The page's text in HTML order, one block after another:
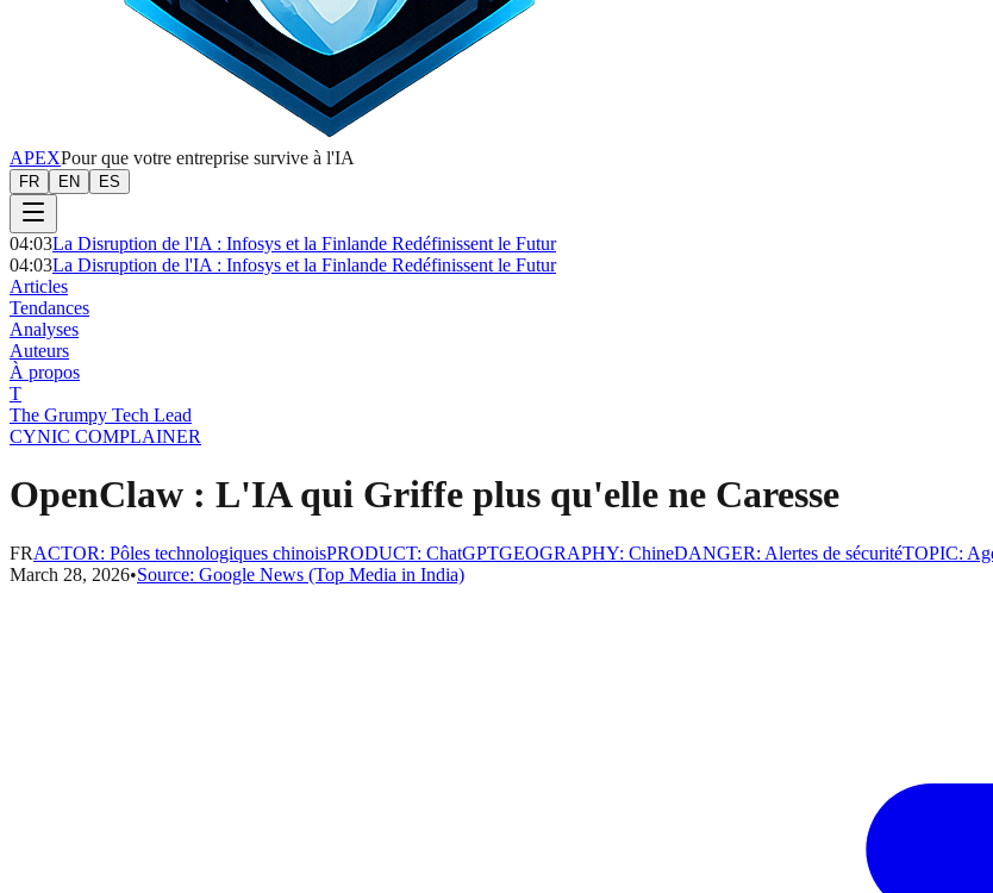
APEXPour que votre entreprise survive à l'IA
FR EN ES
04:03La Disruption de l'IA : Infosys et la Finlande Redéfinissent le Futur
04:03La Disruption de l'IA : Infosys et la Finlande Redéfinissent le Futur
Articles
Tendances
Analyses
Auteurs
À propos
T
The Grumpy Tech Lead
CYNIC COMPLAINER
OpenClaw : L'IA qui Griffe plus qu'elle ne Caresse
FRACTOR: Pôles technologiques chinoisPRODUCT: ChatGPTGEOGRAPHY: ChineDANGER: Alertes de sécuritéTOPIC:
March 28, 2026•Source: Google News (Top Media in India)